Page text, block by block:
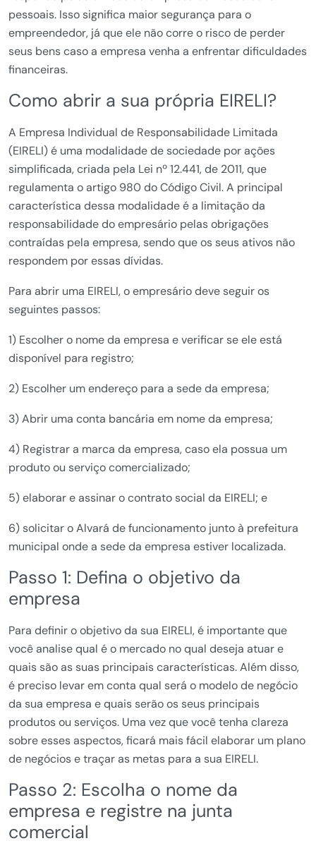
pessoais. Isso significa maior segurança para o
empreendedor, já que ele não corre o risco de perder
seus bens caso a empresa venha a enfrentar dificuldades
financeiras.
Como abrir a sua própria EIRELI?
A Empresa Individual de Responsabilidade Limitada
(EIRELI) é uma modalidade de sociedade por ações
simplificada, criada pela Lei nº 12.441, de 2011, que
regulamenta o artigo 980 do Código Civil. A principal
característica dessa modalidade é a limitação da
responsabilidade do empresário pelas obrigações
contraídas pela empresa, sendo que os seus ativos não
respondem por essas dívidas.
Para abrir uma EIRELI, o empresário deve seguir os
seguintes passos:
1) Escolher o nome da empresa e verificar se ele está
disponível para registro;
2) Escolher um endereço para a sede da empresa;
3) Abrir uma conta bancária em nome da empresa;
4) Registrar a marca da empresa, caso ela possua um
produto ou serviço comercializado;
5) elaborar e assinar o contrato social da EIRELI; e
6) solicitar o Alvará de funcionamento junto à prefeitura
municipal onde a sede da empresa estiver localizada.
Passo 1: Defina o objetivo da
empresa
Para definir o objetivo da sua EIRELI, é importante que
você analise qual é o mercado no qual deseja atuar e
quais são as suas principais características. Além disso,
é preciso levar em conta qual será o modelo de negócio
da sua empresa e quais serão os seus principais
produtos ou serviços. Uma vez que você tenha clareza
sobre esses aspectos, ficará mais fácil elaborar um plano
de negócios e traçar as metas para a sua EIRELI.
Passo 2: Escolha o nome da
empresa e registre na junta
comercial